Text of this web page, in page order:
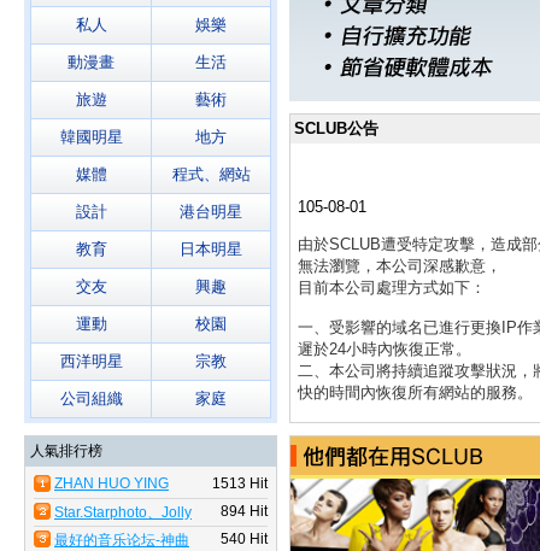
私人 娛樂
動漫畫 生活
旅遊 藝術
韓國明星 地方
媒體 程式、網站
設計 港台明星
教育 日本明星
交友 興趣
運動 校園
西洋明星 宗教
公司組織 家庭
人氣排行榜
ZHAN HUO YING
SHI（繁简双版_war
movie）
1513 Hit
Star.Starphoto、Jolly
的今日星蹤
894 Hit
最好的音乐论坛-神曲
540 Hit
SCLUB公告
105-08-01
由於SCLUB遭受特定攻擊，造成
無法瀏覽，本公司深感歉意，
目前本公司處理方式如下：
一、受影響的域名已進行更換IP作
遲於24小時內恢復正常。
二、本公司將持續追蹤攻擊狀況，
快的時間內恢復所有網站的服務。
以下為受影響的域名清單：
1. gain.tw
2. freebbs.com.tw
造成所有版主的困擾，本公司表達
歉意，請大家見諒。